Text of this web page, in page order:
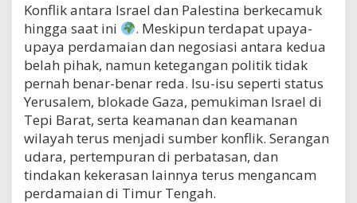
Konflik antara Israel dan Palestina berkecamuk
hingga saat ini
. Meskipun terdapat upaya-
upaya perdamaian dan negosiasi antara kedua
belah pihak, namun ketegangan politik tidak
pernah benar-benar reda. Isu-isu seperti status
Yerusalem, blokade Gaza, pemukiman Israel di
Tepi Barat, serta keamanan dan keamanan
wilayah terus menjadi sumber konflik. Serangan
udara, pertempuran di perbatasan, dan
tindakan kekerasan lainnya terus mengancam
perdamaian di Timur Tengah.